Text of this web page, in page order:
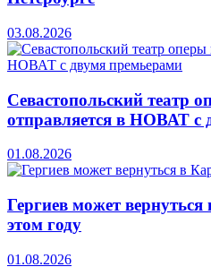
03.08.2026
Севастопольский театр
отправляется в НОВАТ с
01.08.2026
Гергиев может
этом году
01.08.2026